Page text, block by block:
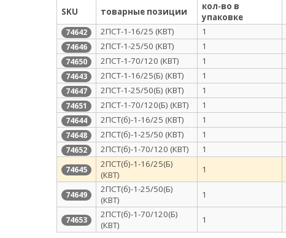
SKU товарные позиции
кол-во в
упаковке
74642 2ПСТ-1-16/25 (КВТ) 1
74646 2ПСТ-1-25/50 (КВТ) 1
74650 2ПСТ-1-70/120 (КВТ) 1
74643 2ПСТ-1-16/25(Б) (КВТ) 1
74647 2ПСТ-1-25/50(Б) (КВТ) 1
74651 2ПСТ-1-70/120(Б) (КВТ) 1
74644 2ПСТ(б)-1-16/25 (КВТ) 1
74648 2ПСТ(б)-1-25/50 (КВТ) 1
74652 2ПСТ(б)-1-70/120 (КВТ) 1
74645
2ПСТ(б)-1-16/25(Б)
(КВТ)
1
74649
2ПСТ(б)-1-25/50(Б)
(КВТ)
1
74653
2ПСТ(б)-1-70/120(Б)
(КВТ)
1